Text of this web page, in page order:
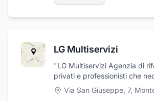
LG Multiservizi
"LG Multiservizi Agenzia di
privati e professionisti che
assistenza e consulenza nella
adempimenti amministrativi.
Via San Giuseppe, 7,